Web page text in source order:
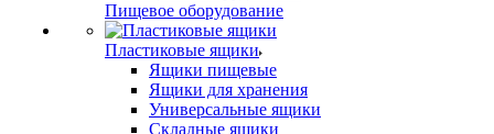
Пищевое оборудование
Пластиковые ящики
Ящики пищевые
Ящики для хранения
Универсальные ящики
Складные ящики